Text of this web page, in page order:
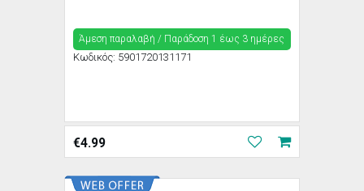
Άμεση παραλαβή / Παράδoση 1 έως 3 ημέρες
Κωδικός: 5901720131171
€4.99